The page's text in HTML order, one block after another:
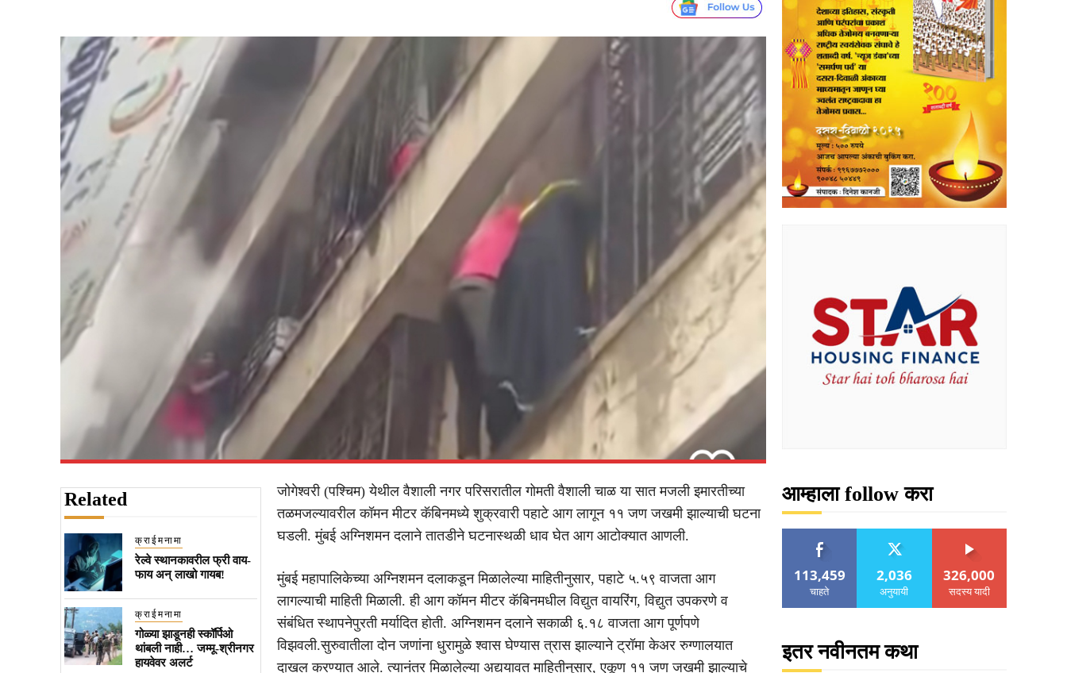
Related
क्राईमनामा
रेल्वे स्थानकावरील फ्री वाय-
फाय अन् लाखो गायब!
क्राईमनामा
गोळ्या झाडूनही स्कॉर्पिओ
थांबली नाही… जम्मू-श्रीनगर
हायवेवर अलर्ट
जोगेश्वरी (पश्चिम) येथील वैशाली नगर परिसरातील गोमती वैशाली चाळ या सात मजली इमारतीच्या
तळमजल्यावरील कॉमन मीटर कॅबिनमध्ये शुक्रवारी पहाटे आग लागून ११ जण जखमी झाल्याची घटना
घडली. मुंबई अग्निशमन दलाने तातडीने घटनास्थळी धाव घेत आग आटोक्यात आणली.
मुंबई महापालिकेच्या अग्निशमन दलाकडून मिळालेल्या माहितीनुसार, पहाटे ५.५९ वाजता आग
लागल्याची माहिती मिळाली. ही आग कॉमन मीटर कॅबिनमधील विद्युत वायरिंग, विद्युत उपकरणे व
संबंधित स्थापनेपुरती मर्यादित होती. अग्निशमन दलाने सकाळी ६.१८ वाजता आग पूर्णपणे
विझवली.सुरुवातीला दोन जणांना धुरामुळे श्वास घेण्यास त्रास झाल्याने ट्रॉमा केअर रुग्णालयात
दाखल करण्यात आले. त्यानंतर मिळालेल्या अद्ययावत माहितीनुसार, एकूण ११ जण जखमी झाल्याचे
आम्हाला follow करा
113,459
चाहते
2,036
अनुयायी
326,000
सदस्य यादी
इतर नवीनतम कथा